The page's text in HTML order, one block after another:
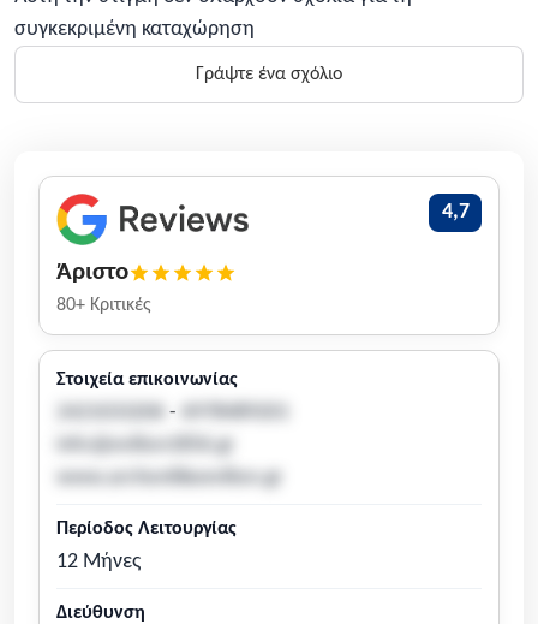
συγκεκριμένη καταχώρηση
Γράψτε ένα σχόλιο
4,7
Άριστο
80+ Κριτικές
Στοιχεία επικοινωνίας
-
info@evilion1856.gr
www.archontikoevilion.gr
Περίοδος Λειτουργίας
12 Μήνες
Διεύθυνση